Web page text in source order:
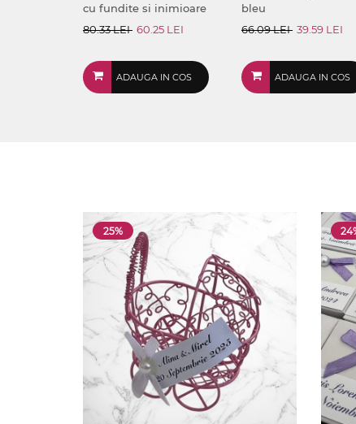
cu fundite si inimioare
80.33 LEI 60.25 LEI
ADAUGA IN COS
bleu
66.09 LEI 39.59 LEI
ADAUGA IN COS
25%